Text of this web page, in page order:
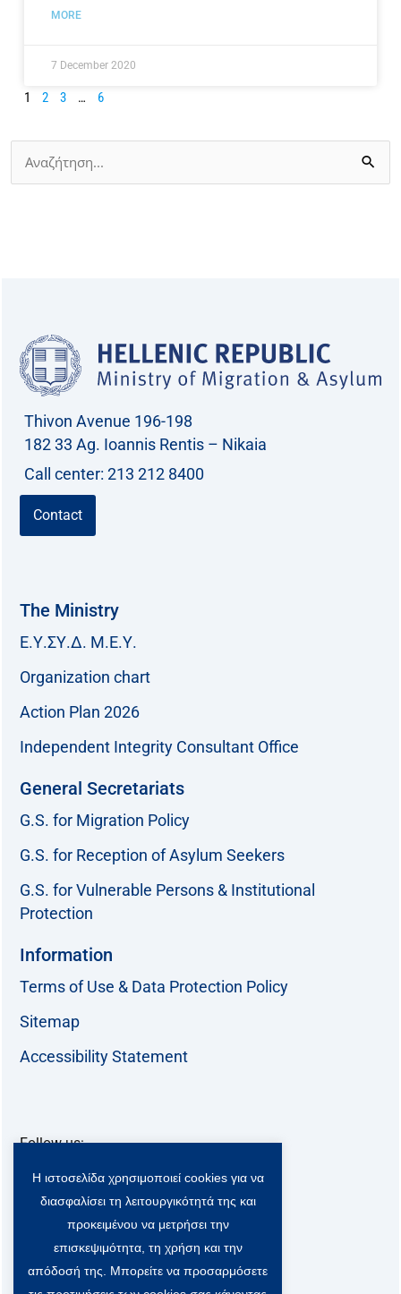
MORE
7 December 2020
1 2 3 … 6
Search
for:
Thivon Avenue 196-198
182 33 Ag. Ioannis Rentis – Nikaia
Call center: 213 212 8400
Contact
The Ministry
Ε.Υ.ΣΥ.Δ. Μ.Ε.Υ.
Organization chart
Action Plan 2026
Independent Integrity Consultant Office
General Secretariats
G.S. for Migration Policy
G.S. for Reception of Asylum Seekers
G.S. for Vulnerable Persons & Institutional
Protection
Information
Terms of Use & Data Protection Policy
Sitemap
Accessibility Statement
Follow us:
F
a
c
o
T
w
i
t
e
r
L
i
n
k
d
i
Y
o
u
t
u
b
e
Viber Community:
Η ιστοσελίδα χρησιμοποιεί cookies για να
διασφαλίσει τη λειτουργικότητά της και
προκειμένου να μετρήσει την
επισκεψιμότητα, τη χρήση και την
απόδοσή της. Μπορείτε να προσαρμόσετε